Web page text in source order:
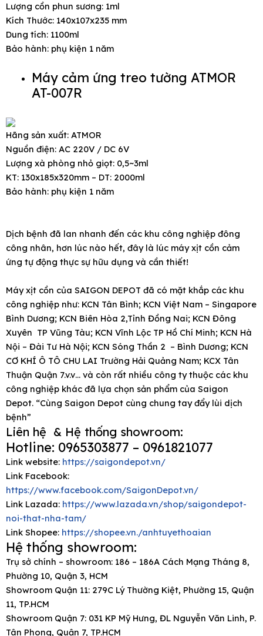
Lượng cồn phun sương: 1ml
Kích Thước: 140x107x235 mm
Dung tích: 1100ml
Bảo hành: phụ kiện 1 năm
Máy cảm ứng treo tường ATMOR
AT-007R
Hãng sản xuất: ATMOR
Nguồn điện: AC 220V / DC 6V
Lượng xà phòng nhỏ giọt: 0,5~3ml
KT: 130x185x320mm – DT: 2000ml
Bảo hành: phụ kiện 1 năm
Dịch bệnh đã lan nhanh đến các khu công nghiệp đông
công nhân, hơn lúc nào hết, đây là lúc máy xịt cồn cảm
ứng tự động thực sự hữu dụng và cần thiết!
Máy xịt cồn của SAIGON DEPOT đã có mặt khắp các khu
công nghiệp như: KCN Tân Bình; KCN Việt Nam – Singapore
Bình Dương; KCN Biên Hòa 2,Tỉnh Đồng Nai; KCN Đông
Xuyên TP Vũng Tàu; KCN Vĩnh Lộc TP Hồ Chí Minh; KCN Hà
Nội – Đài Tư Hà Nội; KCN Sóng Thần 2 – Bình Dương; KCN
CƠ KHÍ Ô TÔ CHU LAI Trường Hải Quảng Nam; KCX Tân
Thuận Quận 7.v.v… và còn rất nhiều công ty thuộc các khu
công nghiệp khác đã lựa chọn sản phẩm của Saigon
Depot. “Cùng Saigon Depot cùng chung tay đẩy lùi dịch
bệnh”
Liên hệ & Hệ thống showroom:
Hotline: 0965303877 – 0961821077
Link website: https://saigondepot.vn/
Link Facebook:
https://www.facebook.com/SaigonDepot.vn/
Link Lazada: https://www.lazada.vn/shop/saigondepot-
noi-that-nha-tam/
Link Shopee: https://shopee.vn./anhtuyethoaian
Hệ thống showroom:
Trụ sở chính – showroom: 186 – 186A Cách Mạng Tháng 8,
Phường 10, Quận 3, HCM
Showroom Quận 11: 279C Lý Thường Kiệt, Phường 15, Quận
11, TP.HCM
Showroom Quận 7: 031 KP Mỹ Hưng, ĐL Nguyễn Văn Linh, P.
Tân Phong, Quận 7, TP.HCM